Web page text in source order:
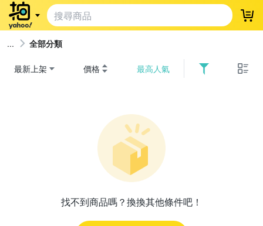
登
全部分類
最新上架 價格 最高人氣
找不到商品嗎？換換其他條件吧！